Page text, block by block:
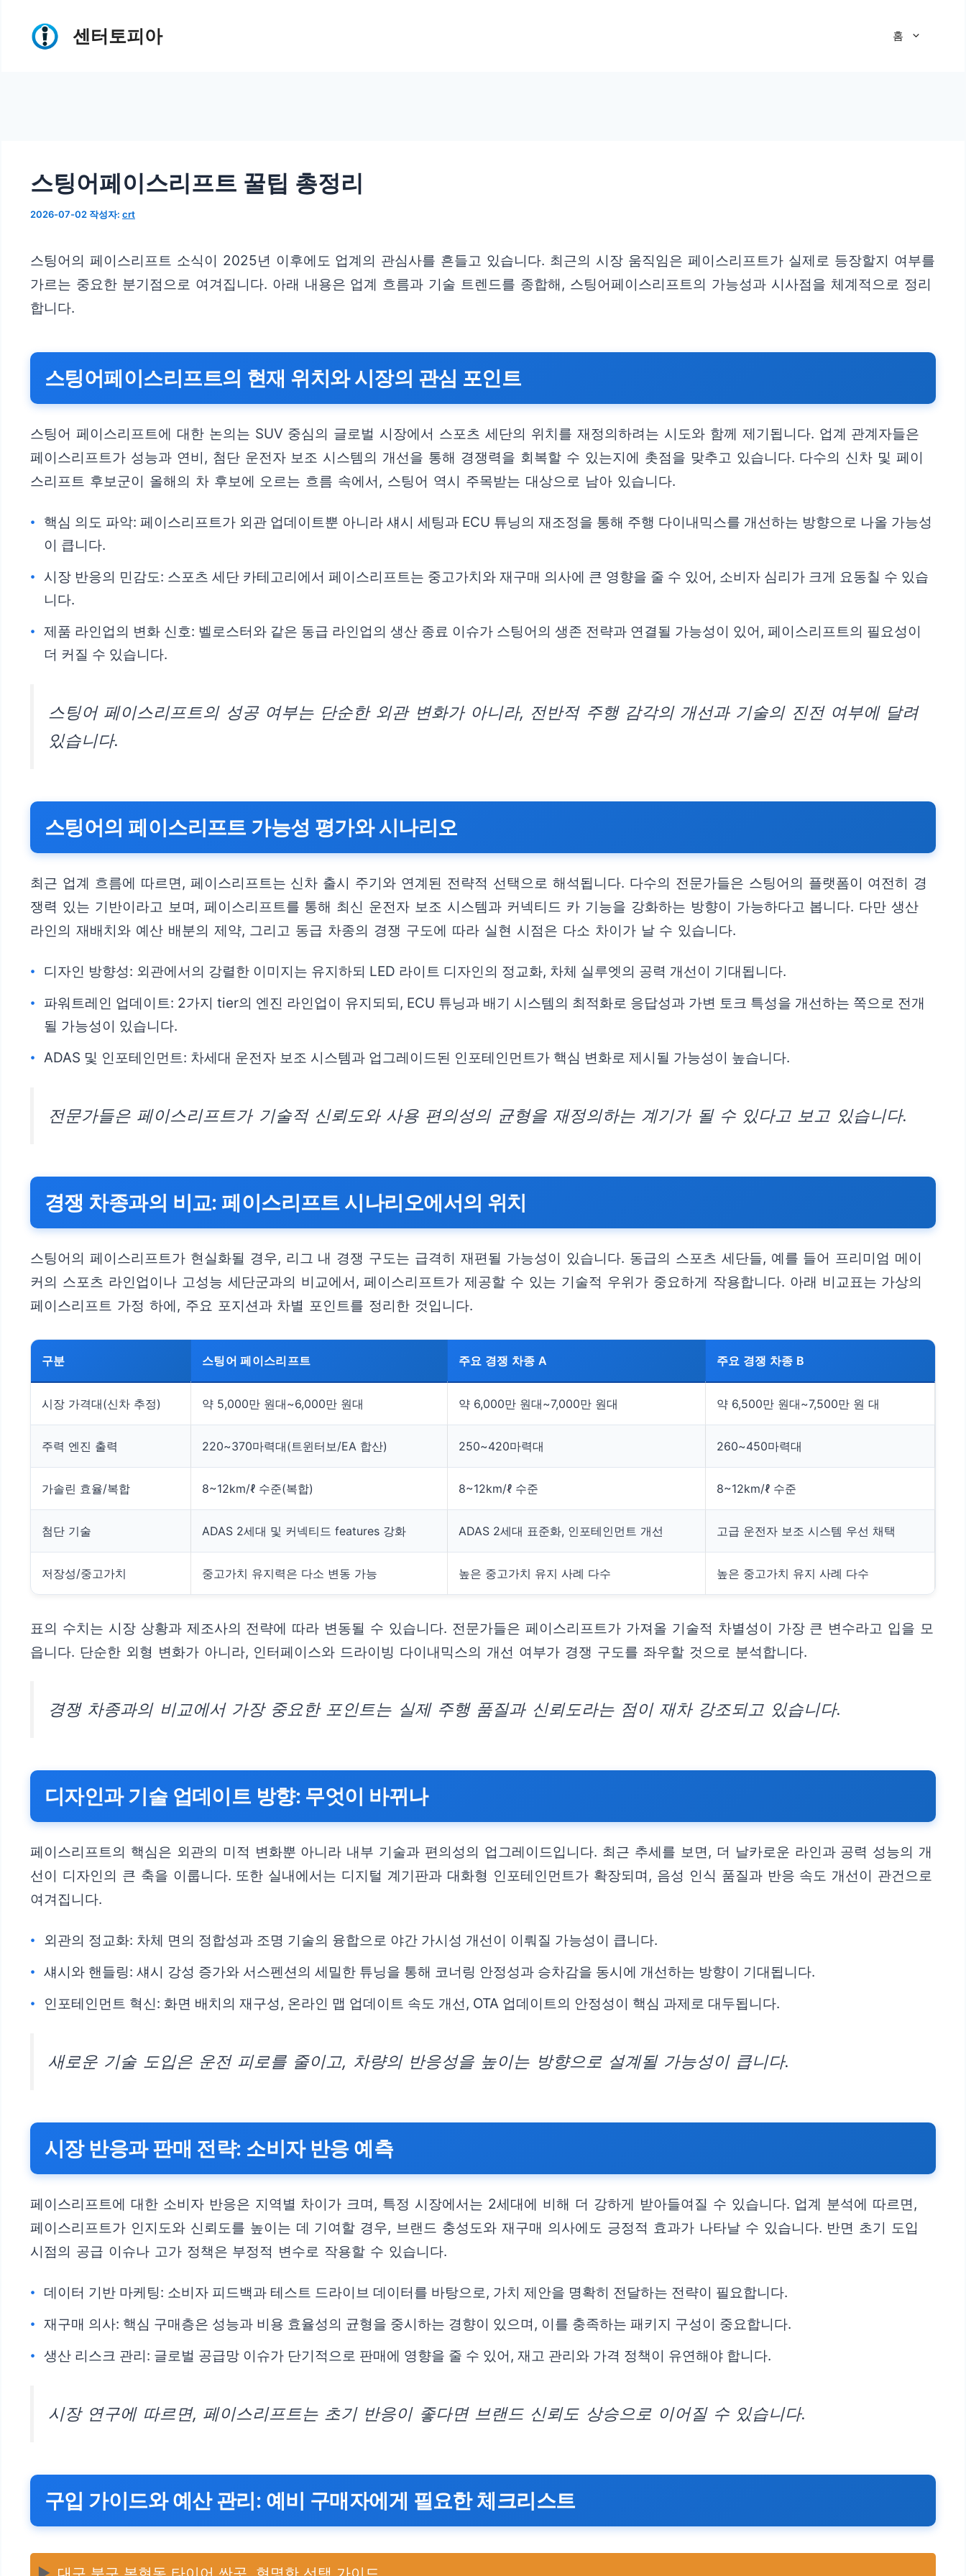
센터토피아 홈
스팅어페이스리프트 꿀팁 총정리
2026-07-02 작성자: crt
스팅어의 페이스리프트 소식이 2025년 이후에도 업계의 관심사를 흔들고 있습니다. 최근의 시장 움직임은 페이스리프트가 실제로 등장할지 여부를
가르는 중요한 분기점으로 여겨집니다. 아래 내용은 업계 흐름과 기술 트렌드를 종합해, 스팅어페이스리프트의 가능성과 시사점을 체계적으로 정리
합니다.
스팅어페이스리프트의 현재 위치와 시장의 관심 포인트
스팅어 페이스리프트에 대한 논의는 SUV 중심의 글로벌 시장에서 스포츠 세단의 위치를 재정의하려는 시도와 함께 제기됩니다. 업계 관계자들은
페이스리프트가 성능과 연비, 첨단 운전자 보조 시스템의 개선을 통해 경쟁력을 회복할 수 있는지에 촛점을 맞추고 있습니다. 다수의 신차 및 페이
스리프트 후보군이 올해의 차 후보에 오르는 흐름 속에서, 스팅어 역시 주목받는 대상으로 남아 있습니다.
핵심 의도 파악: 페이스리프트가 외관 업데이트뿐 아니라 섀시 세팅과 ECU 튜닝의 재조정을 통해 주행 다이내믹스를 개선하는 방향으로 나올 가능성
이 큽니다.
시장 반응의 민감도: 스포츠 세단 카테고리에서 페이스리프트는 중고가치와 재구매 의사에 큰 영향을 줄 수 있어, 소비자 심리가 크게 요동칠 수 있습
니다.
제품 라인업의 변화 신호: 벨로스터와 같은 동급 라인업의 생산 종료 이슈가 스팅어의 생존 전략과 연결될 가능성이 있어, 페이스리프트의 필요성이
더 커질 수 있습니다.
스팅어 페이스리프트의 성공 여부는 단순한 외관 변화가 아니라, 전반적 주행 감각의 개선과 기술의 진전 여부에 달려
있습니다.
스팅어의 페이스리프트 가능성 평가와 시나리오
최근 업계 흐름에 따르면, 페이스리프트는 신차 출시 주기와 연계된 전략적 선택으로 해석됩니다. 다수의 전문가들은 스팅어의 플랫폼이 여전히 경
쟁력 있는 기반이라고 보며, 페이스리프트를 통해 최신 운전자 보조 시스템과 커넥티드 카 기능을 강화하는 방향이 가능하다고 봅니다. 다만 생산
라인의 재배치와 예산 배분의 제약, 그리고 동급 차종의 경쟁 구도에 따라 실현 시점은 다소 차이가 날 수 있습니다.
디자인 방향성: 외관에서의 강렬한 이미지는 유지하되 LED 라이트 디자인의 정교화, 차체 실루엣의 공력 개선이 기대됩니다.
파워트레인 업데이트: 2가지 tier의 엔진 라인업이 유지되되, ECU 튜닝과 배기 시스템의 최적화로 응답성과 가변 토크 특성을 개선하는 쪽으로 전개
될 가능성이 있습니다.
ADAS 및 인포테인먼트: 차세대 운전자 보조 시스템과 업그레이드된 인포테인먼트가 핵심 변화로 제시될 가능성이 높습니다.
전문가들은 페이스리프트가 기술적 신뢰도와 사용 편의성의 균형을 재정의하는 계기가 될 수 있다고 보고 있습니다.
경쟁 차종과의 비교: 페이스리프트 시나리오에서의 위치
스팅어의 페이스리프트가 현실화될 경우, 리그 내 경쟁 구도는 급격히 재편될 가능성이 있습니다. 동급의 스포츠 세단들, 예를 들어 프리미엄 메이
커의 스포츠 라인업이나 고성능 세단군과의 비교에서, 페이스리프트가 제공할 수 있는 기술적 우위가 중요하게 작용합니다. 아래 비교표는 가상의
페이스리프트 가정 하에, 주요 포지션과 차별 포인트를 정리한 것입니다.
구분 스팅어 페이스리프트 주요 경쟁 차종 A 주요 경쟁 차종 B
시장 가격대(신차 추정) 약 5,000만 원대~6,000만 원대 약 6,000만 원대~7,000만 원대 약 6,500만 원대~7,500만 원 대
주력 엔진 출력 220~370마력대(트윈터보/EA 합산) 250~420마력대 260~450마력대
가솔린 효율/복합 8~12km/ℓ 수준(복합) 8~12km/ℓ 수준 8~12km/ℓ 수준
첨단 기술 ADAS 2세대 및 커넥티드 features 강화 ADAS 2세대 표준화, 인포테인먼트 개선 고급 운전자 보조 시스템 우선 채택
저장성/중고가치 중고가치 유지력은 다소 변동 가능 높은 중고가치 유지 사례 다수 높은 중고가치 유지 사례 다수
표의 수치는 시장 상황과 제조사의 전략에 따라 변동될 수 있습니다. 전문가들은 페이스리프트가 가져올 기술적 차별성이 가장 큰 변수라고 입을 모
읍니다. 단순한 외형 변화가 아니라, 인터페이스와 드라이빙 다이내믹스의 개선 여부가 경쟁 구도를 좌우할 것으로 분석합니다.
경쟁 차종과의 비교에서 가장 중요한 포인트는 실제 주행 품질과 신뢰도라는 점이 재차 강조되고 있습니다.
디자인과 기술 업데이트 방향: 무엇이 바뀌나
페이스리프트의 핵심은 외관의 미적 변화뿐 아니라 내부 기술과 편의성의 업그레이드입니다. 최근 추세를 보면, 더 날카로운 라인과 공력 성능의 개
선이 디자인의 큰 축을 이룹니다. 또한 실내에서는 디지털 계기판과 대화형 인포테인먼트가 확장되며, 음성 인식 품질과 반응 속도 개선이 관건으로
여겨집니다.
외관의 정교화: 차체 면의 정합성과 조명 기술의 융합으로 야간 가시성 개선이 이뤄질 가능성이 큽니다.
섀시와 핸들링: 섀시 강성 증가와 서스펜션의 세밀한 튜닝을 통해 코너링 안정성과 승차감을 동시에 개선하는 방향이 기대됩니다.
인포테인먼트 혁신: 화면 배치의 재구성, 온라인 맵 업데이트 속도 개선, OTA 업데이트의 안정성이 핵심 과제로 대두됩니다.
새로운 기술 도입은 운전 피로를 줄이고, 차량의 반응성을 높이는 방향으로 설계될 가능성이 큽니다.
시장 반응과 판매 전략: 소비자 반응 예측
페이스리프트에 대한 소비자 반응은 지역별 차이가 크며, 특정 시장에서는 2세대에 비해 더 강하게 받아들여질 수 있습니다. 업계 분석에 따르면,
페이스리프트가 인지도와 신뢰도를 높이는 데 기여할 경우, 브랜드 충성도와 재구매 의사에도 긍정적 효과가 나타날 수 있습니다. 반면 초기 도입
시점의 공급 이슈나 고가 정책은 부정적 변수로 작용할 수 있습니다.
데이터 기반 마케팅: 소비자 피드백과 테스트 드라이브 데이터를 바탕으로, 가치 제안을 명확히 전달하는 전략이 필요합니다.
재구매 의사: 핵심 구매층은 성능과 비용 효율성의 균형을 중시하는 경향이 있으며, 이를 충족하는 패키지 구성이 중요합니다.
생산 리스크 관리: 글로벌 공급망 이슈가 단기적으로 판매에 영향을 줄 수 있어, 재고 관리와 가격 정책이 유연해야 합니다.
시장 연구에 따르면, 페이스리프트는 초기 반응이 좋다면 브랜드 신뢰도 상승으로 이어질 수 있습니다.
구입 가이드와 예산 관리: 예비 구매자에게 필요한 체크리스트